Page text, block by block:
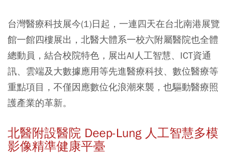
台灣醫療科技展今(1)日起，一連四天在台北南港展覽
館一館四樓展出，北醫大體系一校六附屬醫院也全體
總動員，結合校院特色，展出AI人工智慧、ICT資通
訊、雲端及大數據應用等先進醫療科技、數位醫療等
重點項目，不僅因應數位化浪潮來襲，也驅動醫療照
護產業的革新。
北醫附設醫院 Deep-Lung 人工智慧多模
影像精準健康平臺